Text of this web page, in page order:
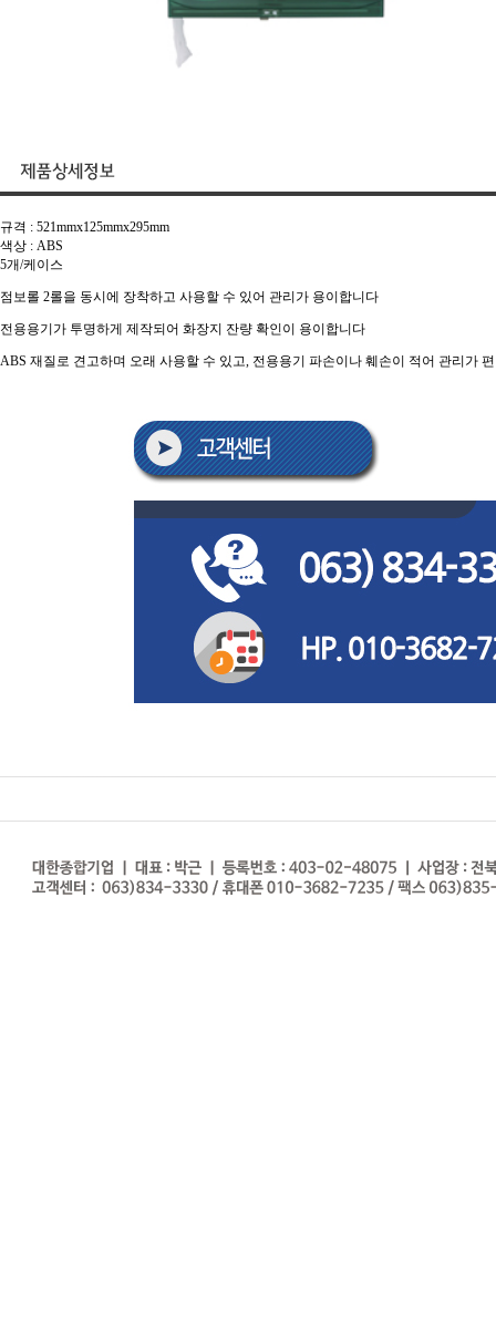
규격 : 521mmx125mmx295mm
색상 : ABS
5개/케이스
점보롤 2롤을 동시에 장착하고 사용할 수 있어 관리가 용이합니다
전용용기가 투명하게 제작되어 화장지 잔량 확인이 용이합니다
ABS 재질로 견고하며 오래 사용할 수 있고, 전용용기 파손이나 훼손이 적어 관리가